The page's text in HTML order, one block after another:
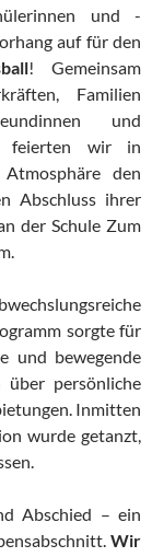
und -
auf für den
! Gemeinsam
Familien
und
feierten wir in
den
Abschluss ihrer
der Schule Zum
sorgte für
und bewegende
über persönliche
Inmitten
wurde getanzt,
Abschied – ein
Wir